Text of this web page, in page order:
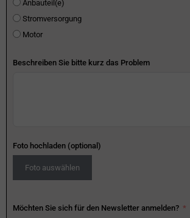
Anbauteil(e)
Stromversorgung
Motor
Beschreiben Sie bitte kurz das Problem
Foto hochladen (optional)
Foto auswählen
Möchten Sie sich für den Newsletter anmelden?